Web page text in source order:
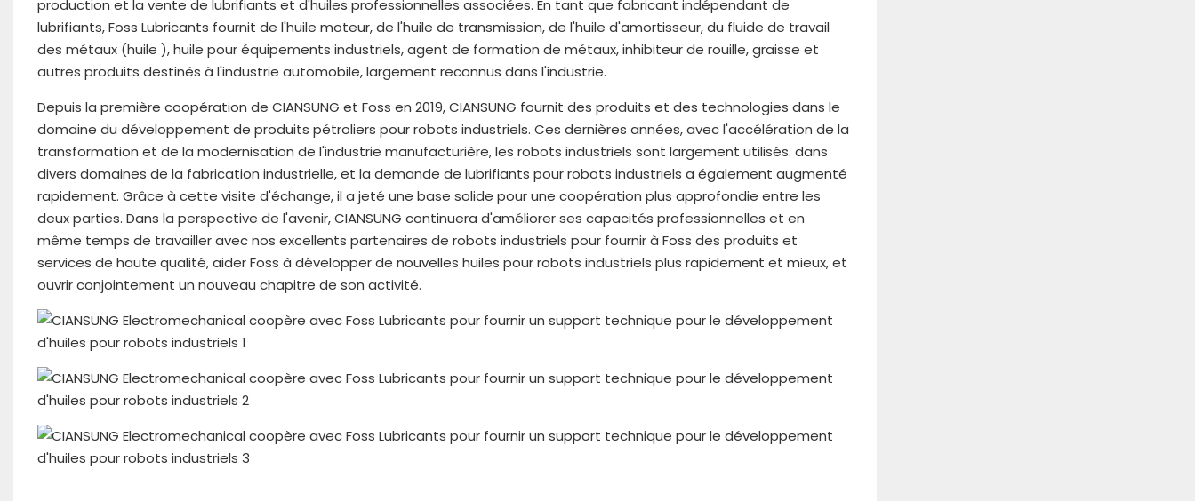
production et la vente de lubrifiants et d'huiles professionnelles associées. En tant que fabricant indépendant de
lubrifiants, Foss Lubricants fournit de l'huile moteur, de l'huile de transmission, de l'huile d'amortisseur, du fluide de travail
des métaux (huile ), huile pour équipements industriels, agent de formation de métaux, inhibiteur de rouille, graisse et
autres produits destinés à l'industrie automobile, largement reconnus dans l'industrie.
Depuis la première coopération de CIANSUNG et Foss en 2019, CIANSUNG fournit des produits et des technologies dans le
domaine du développement de produits pétroliers pour robots industriels. Ces dernières années, avec l'accélération de la
transformation et de la modernisation de l'industrie manufacturière, les robots industriels sont largement utilisés. dans
divers domaines de la fabrication industrielle, et la demande de lubrifiants pour robots industriels a également augmenté
rapidement. Grâce à cette visite d'échange, il a jeté une base solide pour une coopération plus approfondie entre les
deux parties. Dans la perspective de l'avenir, CIANSUNG continuera d'améliorer ses capacités professionnelles et en
même temps de travailler avec nos excellents partenaires de robots industriels pour fournir à Foss des produits et
services de haute qualité, aider Foss à développer de nouvelles huiles pour robots industriels plus rapidement et mieux, et
ouvrir conjointement un nouveau chapitre de son activité.